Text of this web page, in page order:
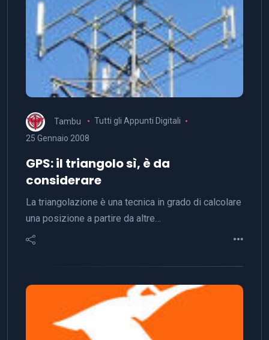
Tambu
Tutti gli Appunti Digitali
25 Gennaio 2008
GPS: il triangolo sì, è da
considerare
La triangolazione è una tecnica in grado di calcolare
una posizione a partire da altre…